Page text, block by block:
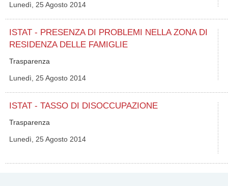
Lunedì, 25 Agosto 2014
ISTAT - PRESENZA DI PROBLEMI NELLA ZONA DI
RESIDENZA DELLE FAMIGLIE
Trasparenza
Lunedì, 25 Agosto 2014
ISTAT - TASSO DI DISOCCUPAZIONE
Trasparenza
Lunedì, 25 Agosto 2014